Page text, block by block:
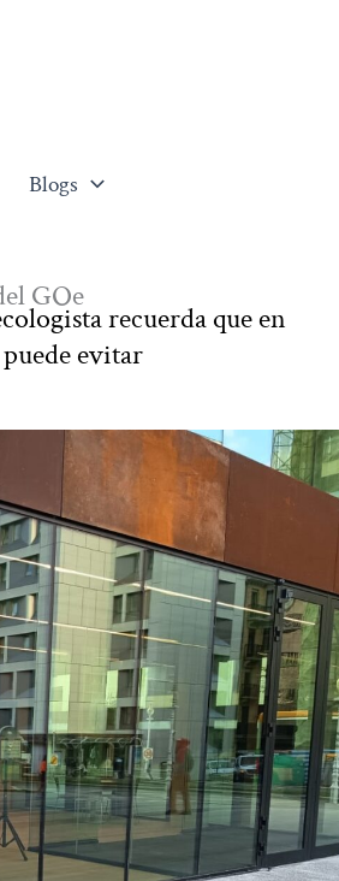
Blogs
GOe
recuerda que en
evitar